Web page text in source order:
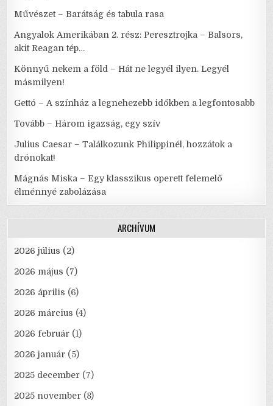
Művészet – Barátság és tabula rasa
Angyalok Amerikában 2. rész: Peresztrojka – Balsors,
akit Reagan tép…
Könnyű nekem a föld – Hát ne legyél ilyen. Legyél
másmilyen!
Gettó – A színház a legnehezebb időkben a legfontosabb
Tovább – Három igazság, egy szív
Julius Caesar – Találkozunk Philippinél, hozzátok a
drónokat!
Mágnás Miska – Egy klasszikus operett felemelő
élménnyé zabolázása
ARCHÍVUM
2026 július (2)
2026 május (7)
2026 április (6)
2026 március (4)
2026 február (1)
2026 január (5)
2025 december (7)
2025 november (8)